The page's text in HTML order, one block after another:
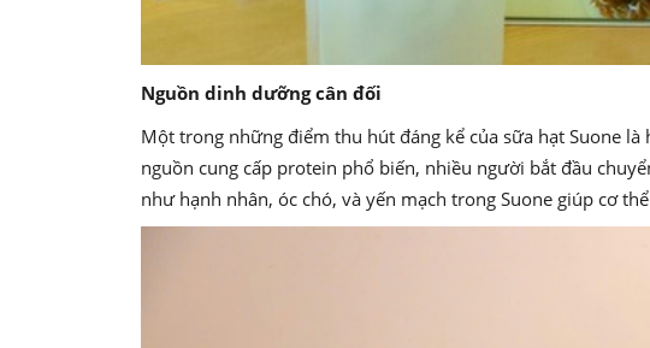
Nguồn dinh dưỡng cân đối
Một trong những điểm thu hút đáng kể của sữa hạt Suone
nguồn cung cấp protein phổ biến, nhiều người bắt đầu
như hạnh nhân, óc chó, và yến mạch trong Suone giúp cơ